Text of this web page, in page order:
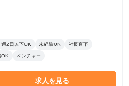
週2日以下OK 未経験OK 社長直下
OK ベンチャー
求人を見る